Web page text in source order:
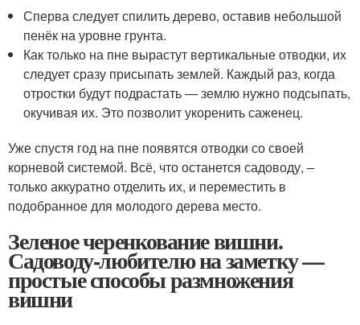
Сперва следует спилить дерево, оставив небольшой
пенёк на уровне грунта.
Как только на пне вырастут вертикальные отводки, их
следует сразу присыпать землей. Каждый раз, когда
отростки будут подрастать — землю нужно подсыпать,
окучивая их. Это позволит укоренить саженец.
Уже спустя год на пне появятся отводки со своей
корневой системой. Всё, что останется садоводу, –
только аккуратно отделить их, и переместить в
подобранное для молодого дерева место.
Зеленое черенкование вишни.
Садоводу-любителю на заметку —
простые способы размножения
вишни